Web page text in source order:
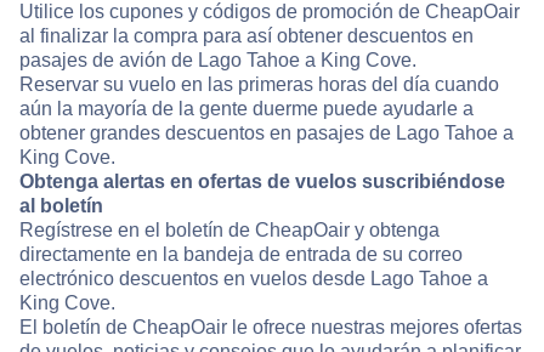
Utilice los cupones y códigos de promoción de CheapOair
al finalizar la compra para así obtener descuentos en
pasajes de avión de Lago Tahoe a King Cove.
Reservar su vuelo en las primeras horas del día cuando
aún la mayoría de la gente duerme puede ayudarle a
obtener grandes descuentos en pasajes de Lago Tahoe a
King Cove.
Obtenga alertas en ofertas de vuelos suscribiéndose
al boletín
Regístrese en el boletín de CheapOair y obtenga
directamente en la bandeja de entrada de su correo
electrónico descuentos en vuelos desde Lago Tahoe a
King Cove.
El boletín de CheapOair le ofrece nuestras mejores ofertas